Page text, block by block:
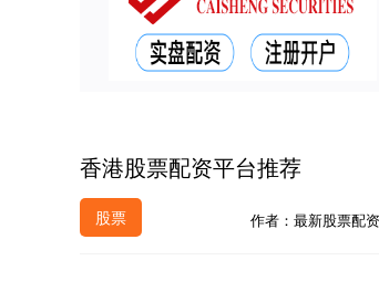
香港股票配资平台推荐
股票 作者：最新股票配资